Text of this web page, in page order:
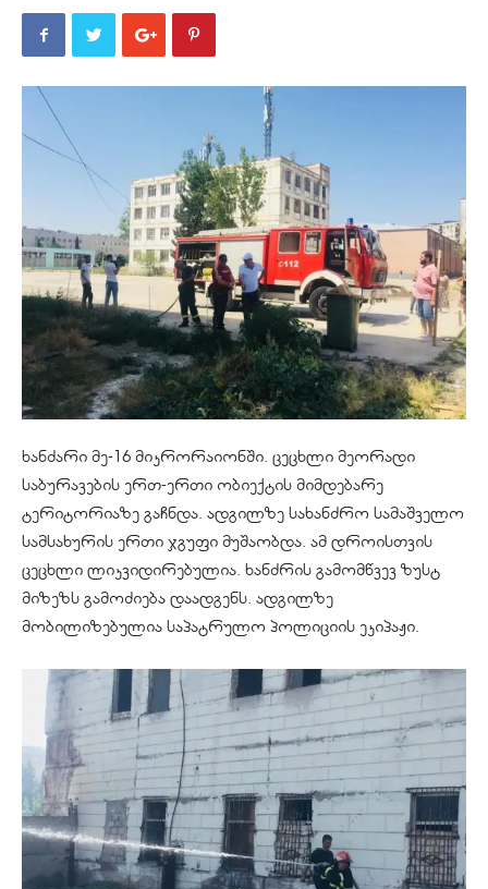
ხანძარი მე-16 მიკრორაიონში. ცეცხლი მეორადი
საბურავების ერთ-ერთი ობიექტის მიმდებარე
ტერიტორიაზე გაჩნდა. ადგილზე სახანძრო სამაშველო
სამსახურის ერთი ჯგუფი მუშაობდა. ამ დროისთვის
ცეცხლი ლიკვიდირებულია. ხანძრის გამომწვევ ზუსტ
მიზეზს გამოძიება დაადგენს. ადგილზე
მობილიზებულია საპატრულო პოლიციის ეკიპაჟი.